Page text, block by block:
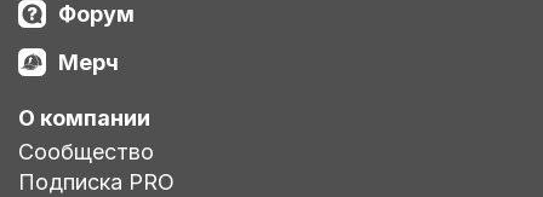
Форум
Мерч
О компании
Сообщество
Подписка PRO